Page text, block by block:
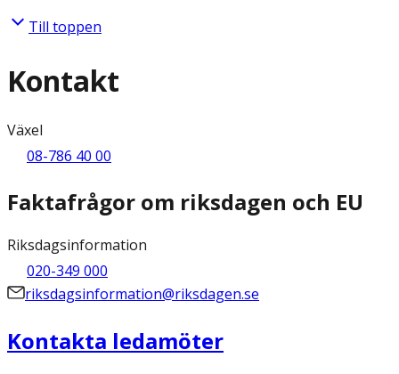
Till toppen
Kontakt
Växel
08-786 40 00
Faktafrågor om riksdagen och EU
Riksdagsinformation
020-349 000
riksdagsinformation@riksdagen.se
Kontakta ledamöter